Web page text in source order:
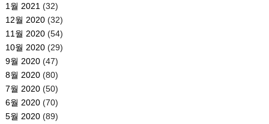
1월 2021 (32)
12월 2020(32)
11월 2020(54)
10월 2020(29)
9월 2020(47)
8월 2020(80)
7월 2020(50)
6월 2020(70)
5월 2020(89)